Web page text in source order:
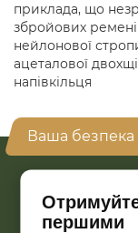
приклада, що
збройових
нейлонової
ацеталової
напівкільця
першими
Ваша безпека
Бажаєте бути